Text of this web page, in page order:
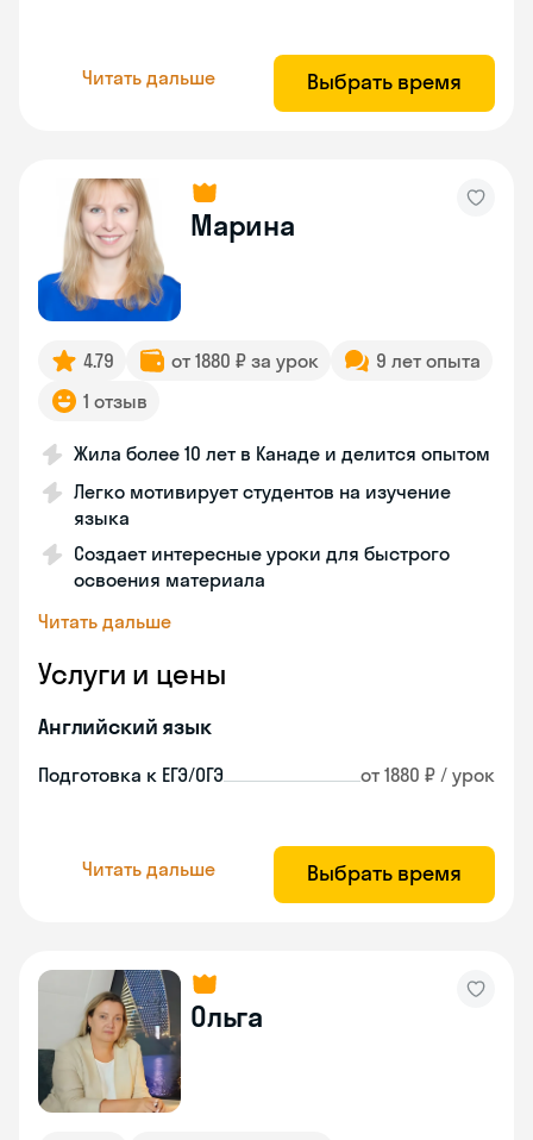
Читать дальше Выбрать время
Марина
4.79 от 1880 ₽ за урок
9 лет опыта
1 отзыв
Жила более 10 лет в Канаде и делится опытом
Легко мотивирует студентов на изучение
языка
Создает интересные уроки для быстрого
освоения материала
Читать дальше
Услуги и цены
Английский язык
Подготовка к ЕГЭ/ОГЭ от 1880 ₽ / урок
Читать дальше Выбрать время
Ольга